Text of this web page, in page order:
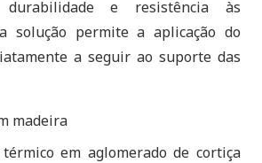
e resistência às
solução permite a aplicação do
a seguir ao suporte das
madeira
em aglomerado de cortiça